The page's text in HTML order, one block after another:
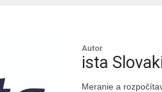
Autor
ista
Meranie a